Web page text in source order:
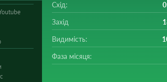
Схід:
Захід
Видимість:
Фаза місяця: